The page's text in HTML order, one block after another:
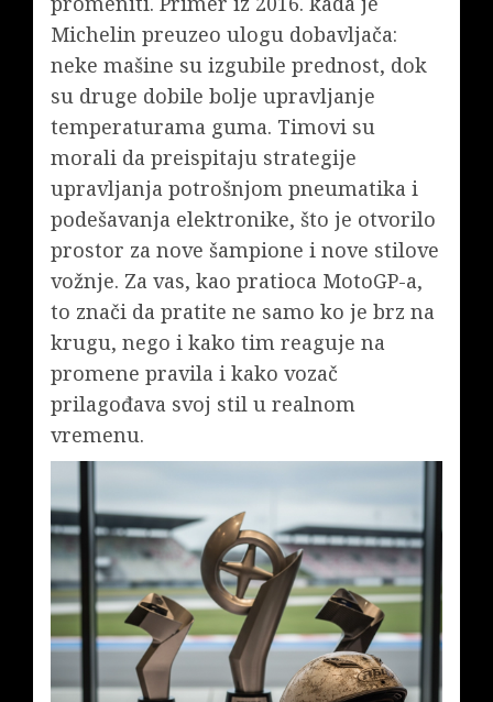
Michelin preuzeo ulogu dobavljača:
neke mašine su izgubile prednost, dok
su druge dobile bolje upravljanje
temperaturama guma. Timovi su
morali da preispitaju strategije
upravljanja potrošnjom pneumatika i
podešavanja elektronike, što je otvorilo
prostor za nove šampione i nove stilove
vožnje. Za vas, kao pratioca MotoGP-a,
to znači da pratite ne samo ko je brz na
krugu, nego i kako tim reaguje na
promene pravila i kako vozač
prilagođava svoj stil u realnom
vremenu.